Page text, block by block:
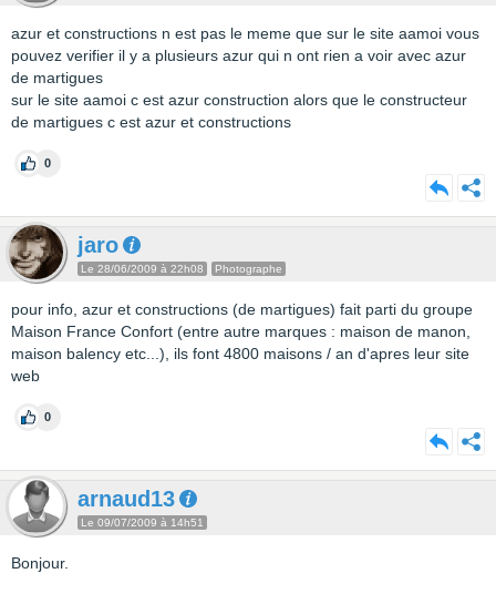
azur et constructions n est pas le meme que sur le site aamoi vous
pouvez verifier il y a plusieurs azur qui n ont rien a voir avec azur
de martigues
sur le site aamoi c est azur construction alors que le constructeur
de martigues c est azur et constructions
0
jaro
Le 28/06/2009 à 22h08 Photographe
pour info, azur et constructions (de martigues) fait parti du groupe
Maison France Confort (entre autre marques : maison de manon,
maison balency etc...), ils font 4800 maisons / an d'apres leur site
web
0
arnaud13
Le 09/07/2009 à 14h51
Bonjour.